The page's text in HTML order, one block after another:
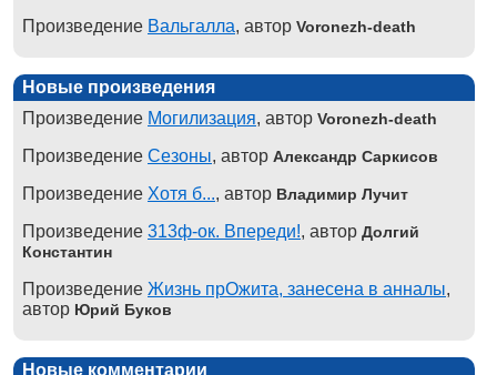
Произведение Вальгалла, автор Voronezh-death
Новые произведения
Произведение Могилизация, автор Voronezh-death
Произведение Сезоны, автор Александр Саркисов
Произведение Хотя б..., автор Владимир Лучит
Произведение 313ф-ок. Впереди!, автор Долгий
Константин
Произведение Жизнь прОжита, занесена в анналы,
автор Юрий Буков
Новые комментарии